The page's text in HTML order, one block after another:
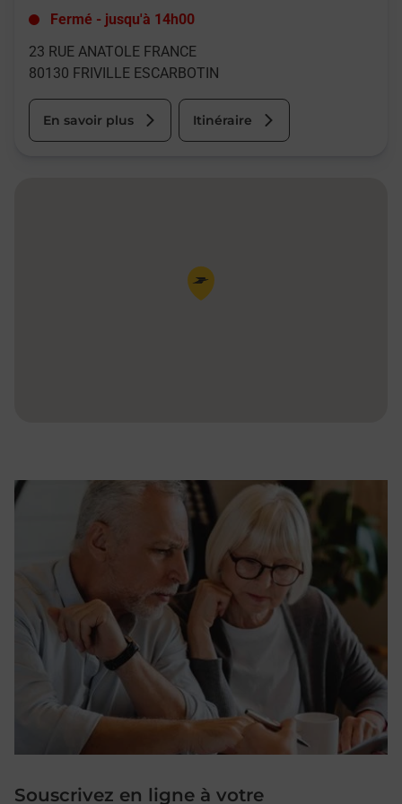
Fermé - jusqu'à 14h00
23 RUE ANATOLE FRANCE
80130 FRIVILLE ESCARBOTIN
En savoir plus Itinéraire
Pin de la carte
Souscrivez en ligne à votre